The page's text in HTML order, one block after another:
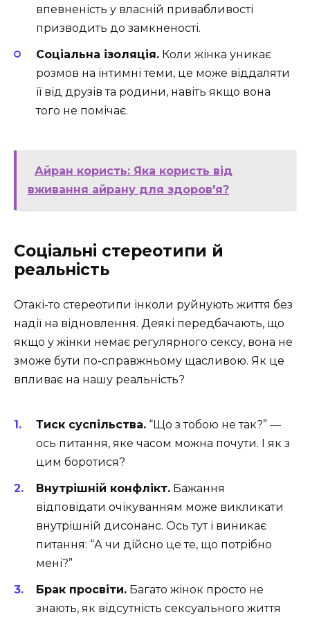
впевненість у власній привабливості
призводить до замкненості.
Соціальна ізоляція. Коли жінка уникає
розмов на інтимні теми, це може віддаляти
її від друзів та родини, навіть якщо вона
того не помічає.
Айран користь: Яка користь від
вживання айрану для здоров'я?
Соціальні стереотипи й
реальність
Отакі-то стереотипи інколи руйнують життя без
надії на відновлення. Деякі передбачають, що
якщо у жінки немає регулярного сексу, вона не
зможе бути по-справжньому щасливою. Як це
впливає на нашу реальність?
Тиск суспільства. “Що з тобою не так?” —
ось питання, яке часом можна почути. І як з
цим боротися?
Внутрішній конфлікт. Бажання
відповідати очікуванням може викликати
внутрішній дисонанс. Ось тут і виникає
питання: “А чи дійсно це те, що потрібно
мені?”
Брак просвіти. Багато жінок просто не
знають, як відсутність сексуального життя